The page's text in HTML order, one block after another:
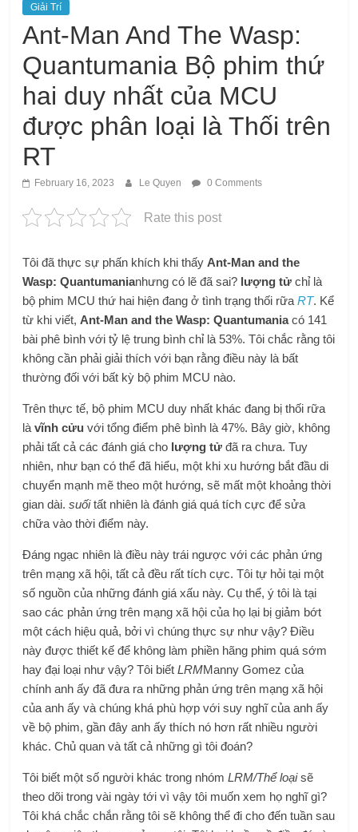
Giải Trí
Ant-Man And The Wasp:
Quantumania Bộ phim thứ
hai duy nhất của MCU
được phân loại là Thối trên
RT
February 16, 2023 Le Quyen 0 Comments
Rate this post
Tôi đã thực sự phấn khích khi thấy Ant-Man and the
Wasp: Quantumanianhưng có lẽ đã sai? lượng tử chỉ là
bộ phim MCU thứ hai hiện đang ở tình trạng thối rữaRT. Kể
từ khi viết, Ant-Man and the Wasp: Quantumaniacó 141
bài phê bình với tỷ lệ trung bình chỉ là 53%. Tôi chắc rằng tôi
không cần phải giải thích với bạn rằng điều này là bất
thường đối với bất kỳ bộ phim MCU nào.
Trên thực tế, bộ phim MCU duy nhất khác đang bị thối rữa
làvĩnh cửu với tổng điểm phê bình là 47%. Bây giờ, không
phải tất cả các đánh giá cho lượng tử đã ra chưa. Tuy
nhiên, như bạn có thể đã hiểu, một khi xu hướng bắt đầu di
chuyển mạnh mẽ theo một hướng, sẽ mất một khoảng thời
gian dài.suốitất nhiên là đánh giá quá tích cực để sửa
chữa vào thời điểm này.
Đáng ngạc nhiên là điều này trái ngược với các phản ứng
trên mạng xã hội, tất cả đều rất tích cực. Tôi tự hỏi tại một
số nguồn của những đánh giá xấu này. Cụ thể, ý tôi là tại
sao các phản ứng trên mạng xã hội của họ lại bị giảm bớt
một cách hiệu quả, bởi vì chúng thực sự như vậy? Điều
này được thiết kế để không làm phiền hãng phim quá sớm
hay đại loại như vậy? Tôi biếtLRMManny Gomez của
chính anh ấy đã đưa ra những phản ứng trên mạng xã hội
của anh ấy và chúng khá phù hợp với suy nghĩ của anh ấy
về bộ phim, gần đây anh ấy thích nó hơn rất nhiều người
khác. Chủ quan và tất cả những gì tôi đoán?
Tôi biết một số người khác trong nhóm LRM/Thể loạisẽ
theo dõi trong vài ngày tới vì vậy tôi muốn xem họ nghĩ gì?
Tôi khá chắc chắn rằng tôi sẽ không thể đi cho đến tuần sau